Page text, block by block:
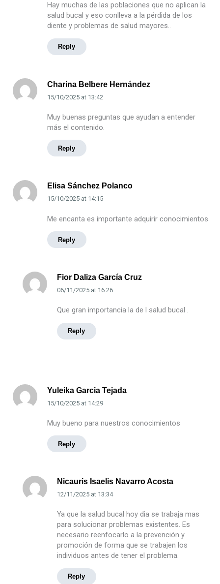
Hay muchas de las poblaciones que no aplican la
salud bucal y eso conlleva a la pérdida de los
diente y problemas de salud mayores..
Reply
Charina Belbere Hernández
15/10/2025at 13:42
Muy buenas preguntas que ayudan a entender
más el contenido.
Reply
Elisa Sánchez Polanco
15/10/2025at 14:15
Me encanta es importante adquirir conocimientos
Reply
Fior Daliza García Cruz
06/11/2025at 16:26
Que gran importancia la de l salud bucal .
Reply
Yuleika Garcia Tejada
15/10/2025at 14:29
Muy bueno para nuestros conocimientos
Reply
Nicauris Isaelis Navarro Acosta
12/11/2025at 13:34
Ya que la salud bucal hoy dia se trabaja mas
para solucionar problemas existentes. Es
necesario reenfocarlo a la prevención y
promoción de forma que se trabajen los
individuos antes de tener el problema.
Reply